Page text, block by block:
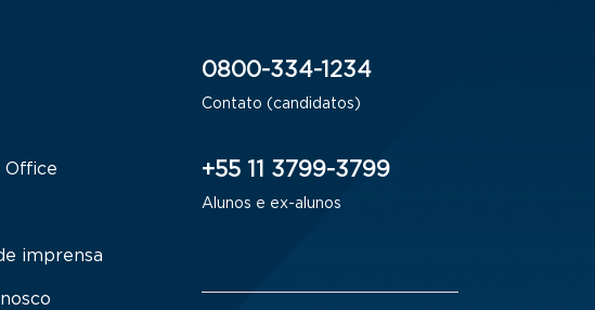
Office
imprensa
0800-334-1234
Contato (candidatos)
+55 11 3799-3799
Alunos e ex-alunos